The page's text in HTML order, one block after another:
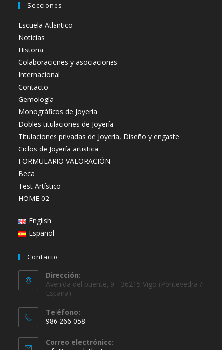
Secciones
Escuela Atlantico
Noticias
Historia
Colaboraciones y asociaciones
Internacional
Contacto
Gemología
Monográficos de Joyería
Dobles titulaciones de Joyería
Titulaciones privadas de Joyería, Diseño y engaste
Ciclos de Joyería artistica
FORMULARIO VALORACIÓN
Beca
Test Artístico
HOME 02
English
Español
Contacto
Dirección:
Avenida del puente, 9 - 36215 Vigo (Pontevedra /
España)
Teléfono:
986 266 058
abre
Correo electrónico: